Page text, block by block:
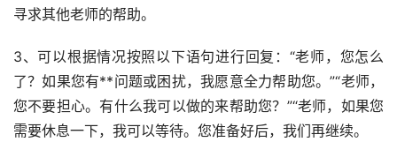
寻求其他老师的帮助。
3、可以根据情况按照以下语句进行回复：“老师，您怎么
了？如果您有**问题或困扰，我愿意全力帮助您。”“老师，
您不要担心。有什么我可以做的来帮助您？”“老师，如果您
需要休息一下，我可以等待。您准备好后，我们再继续。